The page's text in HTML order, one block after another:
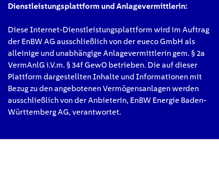
Dienstleistungsplattform und Anlagevermittlerin:
Diese Internet-Dienstleistungsplattform wird im Auftrag
der EnBW AG ausschließlich von der eueco GmbH als
alleinige und unabhängige Anlagevermittlerin gem. § 2a
VermAnlG i.V.m. § 34f GewO betrieben. Die auf dieser
Plattform dargestellten Inhalte und Informationen mit
Bezug zu den angebotenen Vermögensanlagen werden
ausschließlich von der Anbieterin, EnBW Energie Baden-
Württemberg AG, verantwortet.